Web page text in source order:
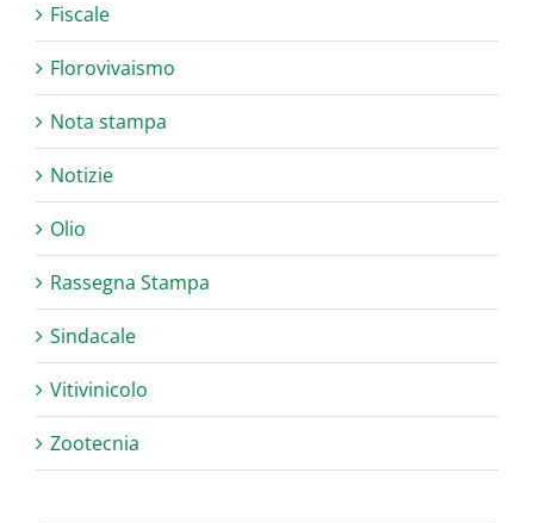
Fiscale
Florovivaismo
Nota stampa
Notizie
Olio
Rassegna Stampa
Sindacale
Vitivinicolo
Zootecnia